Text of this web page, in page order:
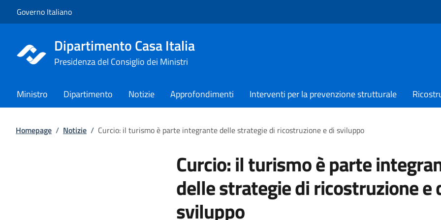
Governo Italiano
Dipartimento Casa Italia
Presidenza del Consiglio dei Ministri
Ministro Dipartimento Notizie Approfondimenti Interventi per la prevenzione strutturale
Homepage / Notizie / Curcio: il turismo è parte integrante delle strategie di ricostruzione e di sviluppo
Curcio: il turismo è parte
delle strategie di ricostruzione e
sviluppo